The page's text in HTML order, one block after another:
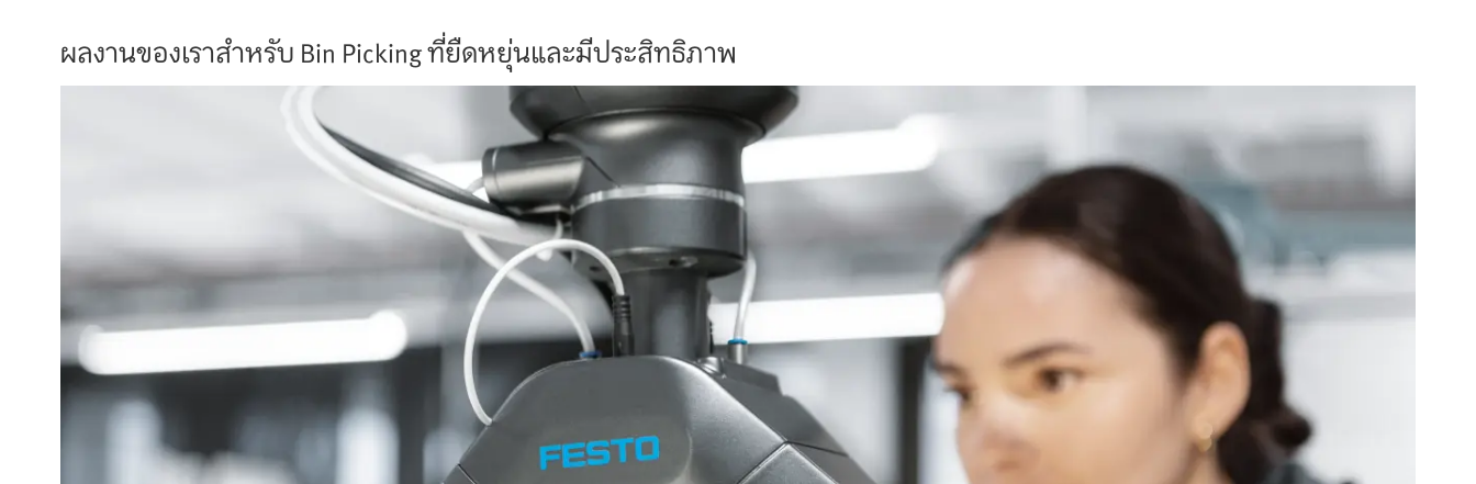
ผลงานของเราสำหรับ Bin Picking ที่ยืดหยุ่นและมีประสิทธิภาพ